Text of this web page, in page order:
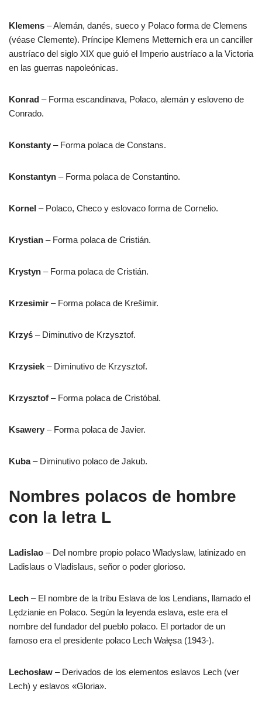
Klemens – Alemán, danés, sueco y Polaco forma de Clemens
(véase Clemente). Príncipe Klemens Metternich era un canciller
austríaco del siglo XIX que guió el Imperio austríaco a la Victoria
en las guerras napoleónicas.
Konrad – Forma escandinava, Polaco, alemán y esloveno de
Conrado.
Konstanty – Forma polaca de Constans.
Konstantyn – Forma polaca de Constantino.
Kornel – Polaco, Checo y eslovaco forma de Cornelio.
Krystian – Forma polaca de Cristián.
Krystyn – Forma polaca de Cristián.
Krzesimir – Forma polaca de Krešimir.
Krzyś – Diminutivo de Krzysztof.
Krzysiek – Diminutivo de Krzysztof.
Krzysztof – Forma polaca de Cristóbal.
Ksawery – Forma polaca de Javier.
Kuba– Diminutivo polaco de Jakub.
Nombres polacos de hombre
con la letra L
Ladislao – Del nombre propio polaco Wladyslaw, latinizado en
Ladislaus o Vladislaus, señor o poder glorioso.
Lech – El nombre de la tribu Eslava de los Lendians, llamado el
Lędzianie en Polaco. Según la leyenda eslava, este era el
nombre del fundador del pueblo polaco. El portador de un
famoso era el presidente polaco Lech Wałęsa (1943-).
Lechosław – Derivados de los elementos eslavos Lech (ver
Lech) y eslavos «Gloria».